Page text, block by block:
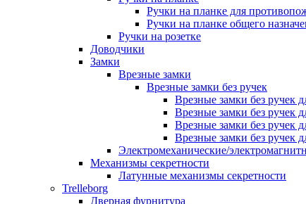
Ручки на планке для
Ручки на планке общего
Ручки на розетке
Доводчики
Замки
Врезные замки
Врезные замки без ручек
Врезные замки без ручек
Врезные замки без ручек
Врезные замки без ручек
Врезные замки без ручек
Электромеханические/
Механизмы секретности
Латунные механизмы секретности
Trelleborg
Дверная фурнитура